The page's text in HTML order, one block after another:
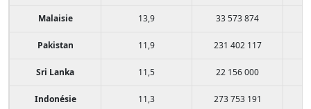
Malaisie 13,9 33 573 874
Pakistan 11,9 231 402 117
Sri Lanka 11,5 22 156 000
Indonésie 11,3 273 753 191